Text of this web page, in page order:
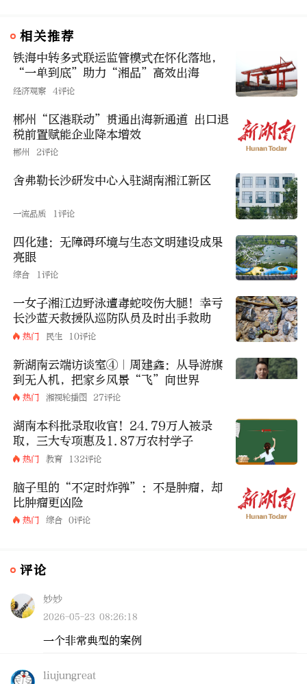
相关推荐
铁海中转多式联运监管模式在怀化落地，
“一单到底”助力“湘品”高效出海
经济观察 4评论
郴州“区港联动”贯通出海新通道 出口退
税前置赋能企业降本增效
郴州 2评论
舍弗勒长沙研发中心入驻湖南湘江新区
一流品质 1评论
四化建：无障碍环境与生态文明建设成果
亮眼
综合 1评论
一女子湘江边野泳遭毒蛇咬伤大腿！幸亏
长沙蓝天救援队巡防队员及时出手救助
热门 民生 10评论
新湖南云端访谈室④｜周建鑫：从导游旗
到无人机，把家乡风景“飞”向世界
热门 湘视轮播图 27评论
湖南本科批录取收官！24.79万人被录
取，三大专项惠及1.87万农村学子
热门 教育 132评论
脑子里的“不定时炸弹”：不是肿瘤，却
比肿瘤更凶险
热门 综合 0评论
评论
妙妙
2026-05-23 08:26:18
一个非常典型的案例
liujungreat